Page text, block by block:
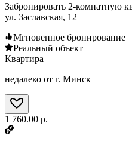
Забронировать 2-комнатную
ул. Заславская, 12
Мгновенное бронирование
Реальный объект
Квартира
недалеко от г. Минск
1 760.00 р.